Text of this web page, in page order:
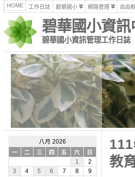
HOME 工作日誌 碧華國小 網路管理 自由
碧華國小資訊
碧華國小資訊管理工作日誌
八月 2026
一
二 三 四 五 六
日
1
2
3
4 5 6 7 8
9
教